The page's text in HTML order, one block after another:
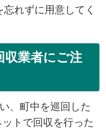
れずに用意してく
収業者にご注
、町中を巡回した
トで回収を行った